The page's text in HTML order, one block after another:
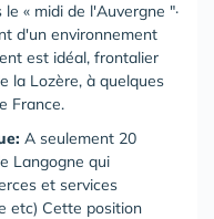
« midi de l'Auvergne "·
d'un environnement
est idéal, frontalier
la Lozère, à quelques
France.
A seulement 20
Langogne qui
et services
etc) Cette position